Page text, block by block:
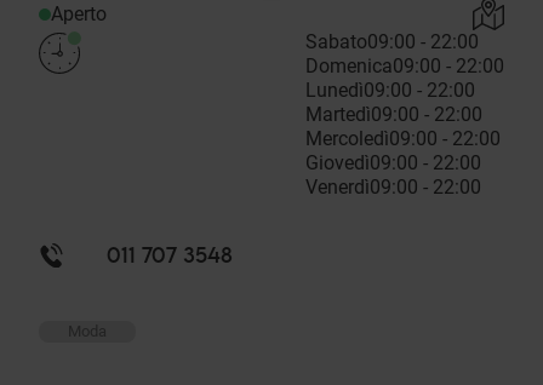
Aperto
Sabato09:00 - 22:00
Domenica09:00 - 22:00
Lunedì09:00 - 22:00
Martedì09:00 - 22:00
Mercoledì09:00 - 22:00
Giovedì09:00 - 22:00
Venerdì09:00 - 22:00
011 707 3548
Moda